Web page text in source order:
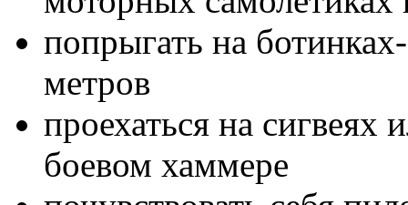
попрыгать на
метров
проехаться на сигвеях
боевом хаммере